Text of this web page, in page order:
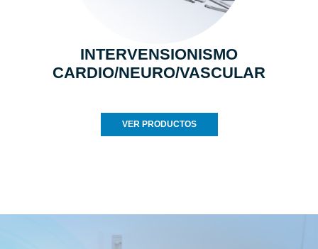
INTERVENSIONISMO
CARDIO/NEURO/VASCULAR
VER PRODUCTOS